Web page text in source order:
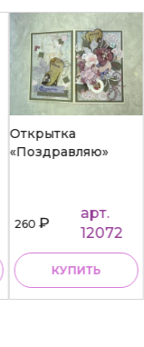
Открытка
«Поздравляю»
260₽
арт.
12072
КУПИТЬ